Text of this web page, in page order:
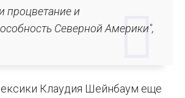
процветание и
Северной Америки",
Клаудия Шейнбаум еще